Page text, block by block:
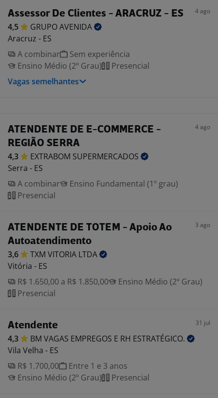
Assessor De Clientes - ARACRUZ - ES 4 ago
4,5 GRUPOAVENIDA
Aracruz - ES
A combinar
Sem experiência
Ensino Médio (2º Grau)
Presencial
Vagas semelhantes
ATENDENTE DE E-COMMERCE -
REGIÃO SERRA
4 ago
4,3 EXTRABOM SUPERMERCADOS
Serra - ES
A combinar
Ensino Fundamental (1º grau)
Presencial
ATENDENTE DE TOTEM - Apoio Ao
Autoatendimento
3 ago
3,6 TXM VITORIA LTDA
Vitória - ES
R$ 1.650,00 a R$ 1.850,00
Ensino Médio (2º Grau)
Presencial
Atendente 31 jul
4,3 BM VAGAS EMPREGOS E RH ESTRATÉGICO.
Vila Velha - ES
R$ 1.700,00
Entre 1 e 3 anos
Ensino Médio (2º Grau)
Presencial